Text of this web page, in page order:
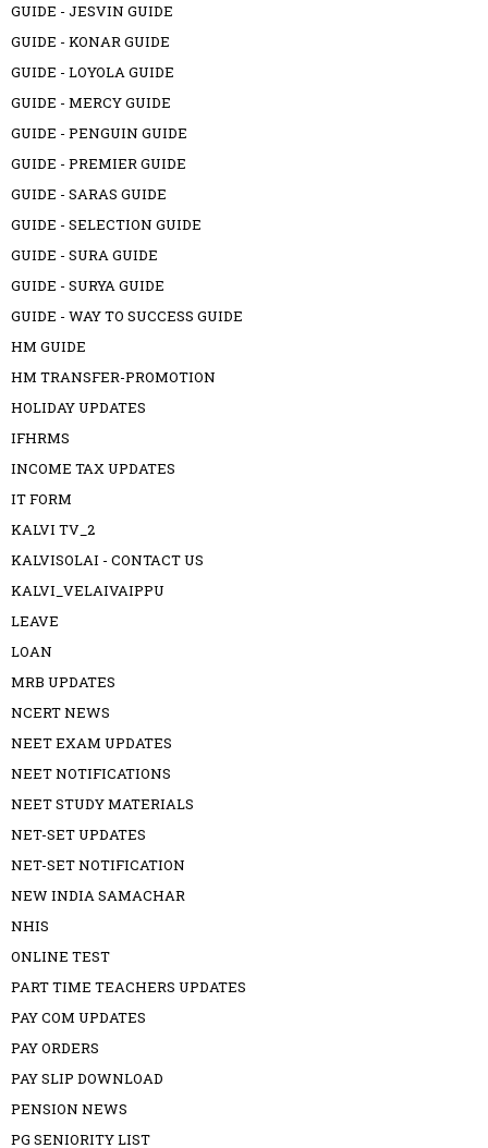
GUIDE - JESVIN GUIDE
GUIDE - KONAR GUIDE
GUIDE - LOYOLA GUIDE
GUIDE - MERCY GUIDE
GUIDE - PENGUIN GUIDE
GUIDE - PREMIER GUIDE
GUIDE - SARAS GUIDE
GUIDE - SELECTION GUIDE
GUIDE - SURA GUIDE
GUIDE - SURYA GUIDE
GUIDE - WAY TO SUCCESS GUIDE
HM GUIDE
HM TRANSFER-PROMOTION
HOLIDAY UPDATES
IFHRMS
INCOME TAX UPDATES
IT FORM
KALVI TV_2
KALVISOLAI - CONTACT US
KALVI_VELAIVAIPPU
LEAVE
LOAN
MRB UPDATES
NCERT NEWS
NEET EXAM UPDATES
NEET NOTIFICATIONS
NEET STUDY MATERIALS
NET-SET UPDATES
NET-SET NOTIFICATION
NEW INDIA SAMACHAR
NHIS
ONLINE TEST
PART TIME TEACHERS UPDATES
PAY COM UPDATES
PAY ORDERS
PAY SLIP DOWNLOAD
PENSION NEWS
PG SENIORITY LIST